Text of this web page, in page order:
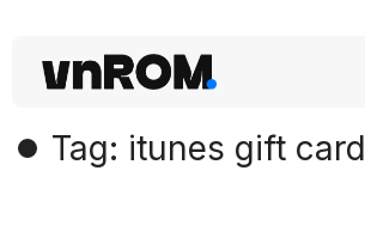
Tag: itunes gift card